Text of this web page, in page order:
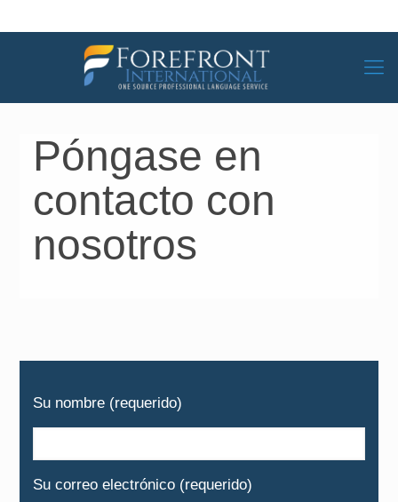
Póngase en
contacto con
nosotros
Su nombre (requerido)
Su correo electrónico (requerido)